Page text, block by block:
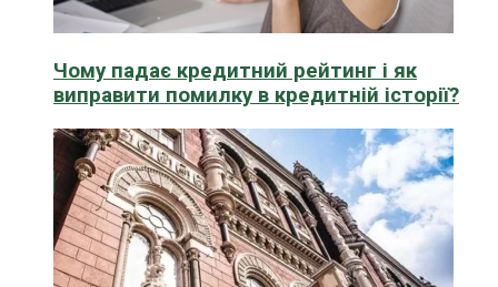
Чому падає кредитний рейтинг і як
виправити помилку в кредитній історії?